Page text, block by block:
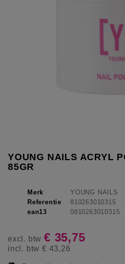
YOUNG NAILS ACRYL
85GR
Merk
YOUNG NAILS
Referentie
810263010315
ean13
0810263010315
excl. btw € 35,75
incl. btw € 43,26